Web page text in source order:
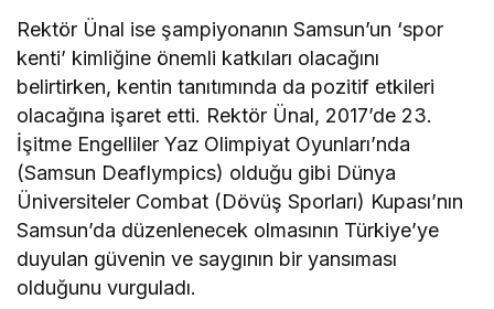
Rektör Ünal ise şampiyonanın Samsun’un ‘spor
kenti’ kimliğine önemli katkıları olacağını
belirtirken, kentin tanıtımında da pozitif etkileri
olacağına işaret etti. Rektör Ünal, 2017’de 23.
İşitme Engelliler Yaz Olimpiyat Oyunları’nda
(Samsun Deaflympics) olduğu gibi Dünya
Üniversiteler Combat (Dövüş Sporları) Kupası’nın
Samsun’da düzenlenecek olmasının Türkiye’ye
duyulan güvenin ve saygının bir yansıması
olduğunu vurguladı.